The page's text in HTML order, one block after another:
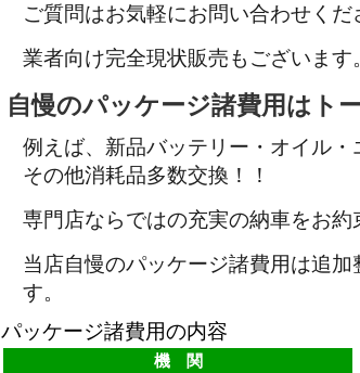
ご質問はお気軽にお問い合わせくだ
業者向け完全現状販売もございます
自慢のパッケージ諸費用はト
例えば、新品バッテリー・オイル・
その他消耗品多数交換！！
専門店ならではの充実の納車をお約
当店自慢のパッケージ諸費用は追
す。
パッケージ諸費用の内容
機 関